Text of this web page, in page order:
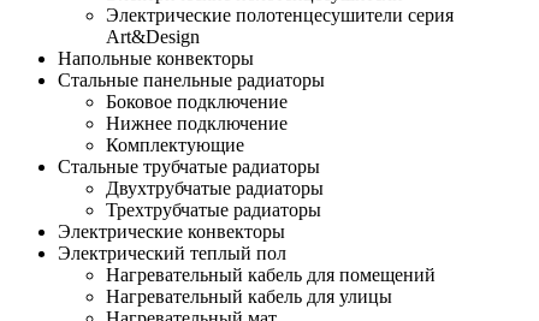
Электрические полотенцесушители серия
Art&Design
Напольные конвекторы
Стальные панельные радиаторы
Боковое подключение
Нижнее подключение
Комплектующие
Стальные трубчатые радиаторы
Двухтрубчатые радиаторы
Трехтрубчатые радиаторы
Электрические конвекторы
Электрический теплый пол
Нагревательный кабель для помещений
Нагревательный кабель для улицы